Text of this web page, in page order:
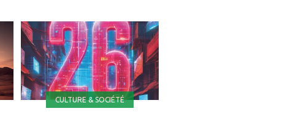
à
mes
favoris
CULTURE & SOCIÉTÉ